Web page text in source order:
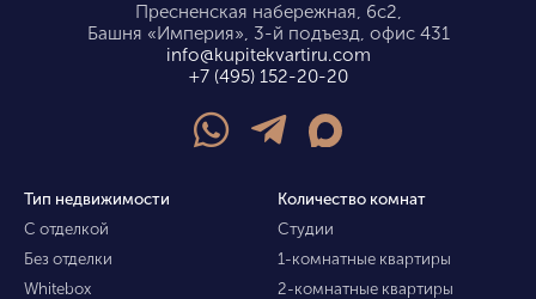
Пресненская набережная, 6с2,
Башня «Империя», 3-й подъезд, офис 431
info@kupitekvartiru.com
+7 (495) 152-20-20
Тип недвижимости
С отделкой
Без отделки
Whitebox
Количество комнат
Студии
1-комнатные квартиры
2-комнатные квартиры